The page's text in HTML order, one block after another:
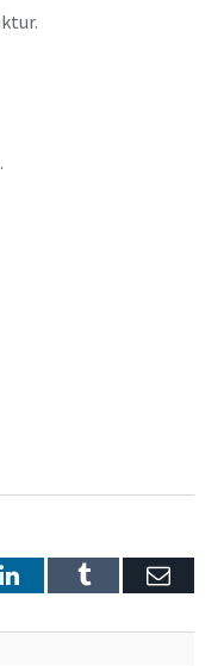
LinkedInTumblr E-